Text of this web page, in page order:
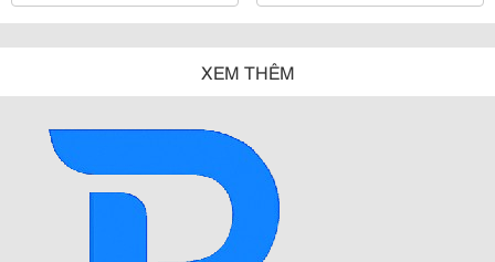
XEM THÊM